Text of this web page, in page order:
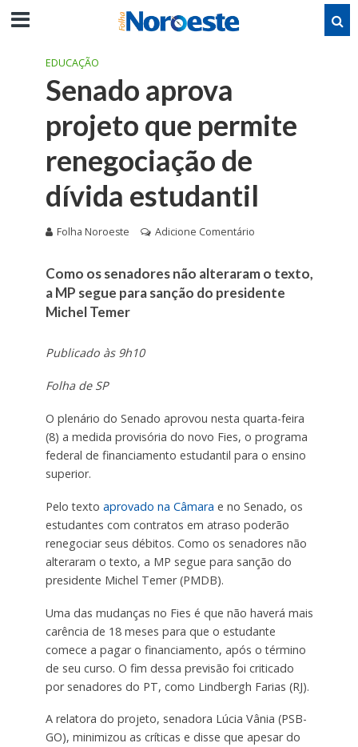
EDUCAÇÃO
Senado aprova
projeto que permite
renegociação de
dívida estudantil
Folha Noroeste Adicione Comentário
Como os senadores não alteraram o texto,
a MP segue para sanção do presidente
Michel Temer
Publicado às 9h10
Folha de SP
O plenário do Senado aprovou nesta quarta-feira
(8) a medida provisória do novo Fies, o programa
federal de financiamento estudantil para o ensino
superior.
Pelo texto aprovado na Câmara e no Senado, os
estudantes com contratos em atraso poderão
renegociar seus débitos. Como os senadores não
alteraram o texto, a MP segue para sanção do
presidente Michel Temer (PMDB).
Uma das mudanças no Fies é que não haverá mais
carência de 18 meses para que o estudante
comece a pagar o financiamento, após o término
de seu curso. O fim dessa previsão foi criticado
por senadores do PT, como Lindbergh Farias (RJ).
A relatora do projeto, senadora Lúcia Vânia (PSB-
GO), minimizou as críticas e disse que apesar do